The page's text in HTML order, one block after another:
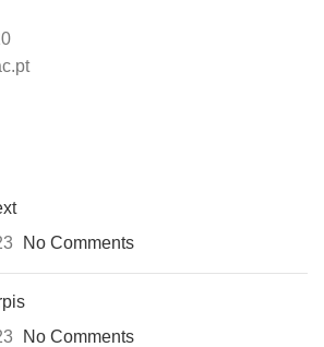
No Comments
No Comments